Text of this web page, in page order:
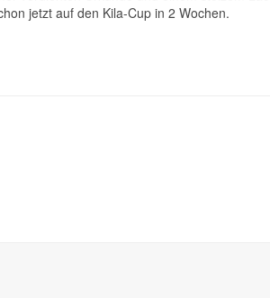
jetzt auf den Kila-Cup in 2 Wochen.